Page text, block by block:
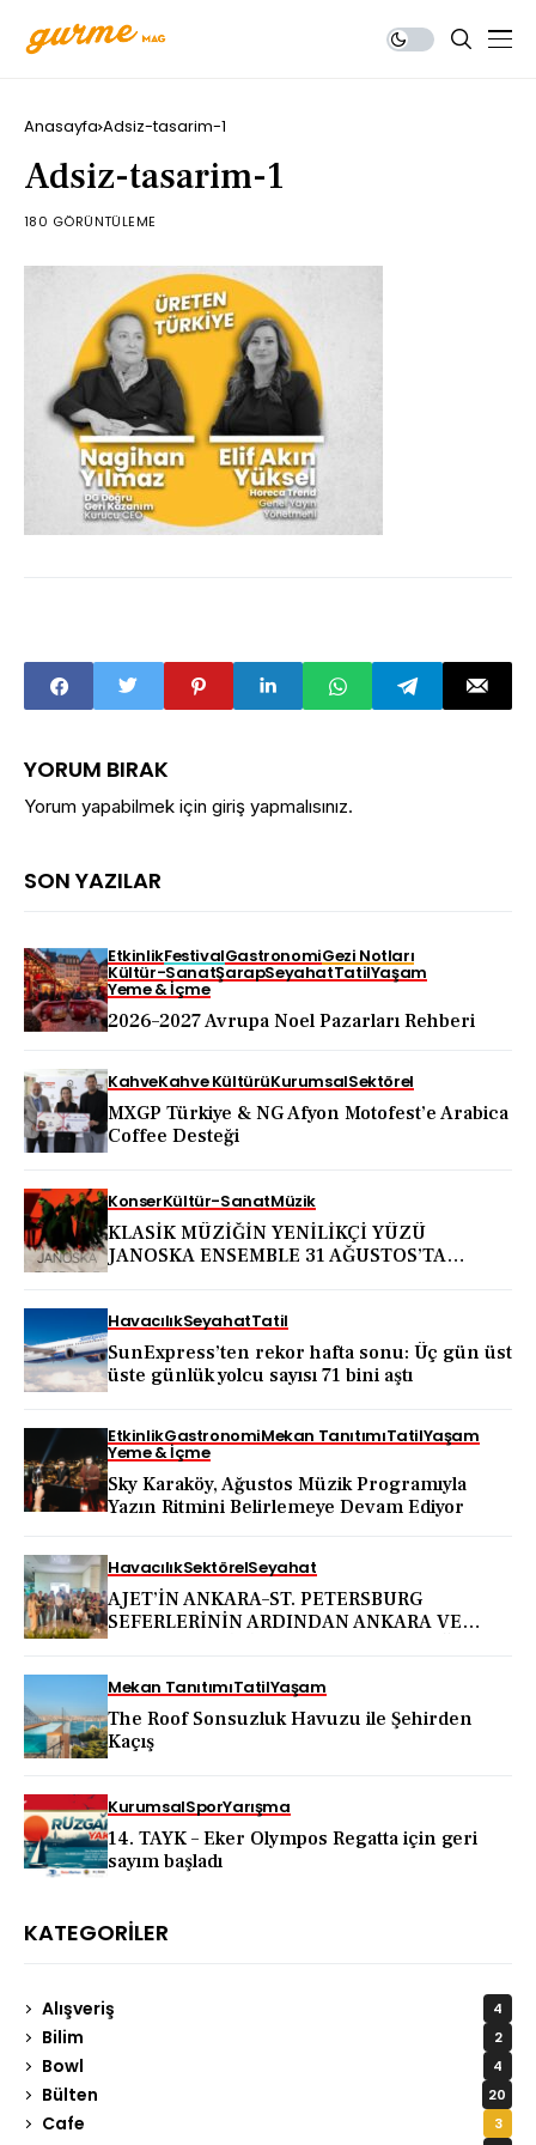
Anasayfa Adsiz-tasarim-1
Adsiz-tasarim-1
180 GÖRÜNTÜLEME
YORUM BIRAK
Yorum yapabilmek için giriş yapmalısınız.
SON YAZILAR
EtkinlikFestivalGastronomiGezi Notları
Kültür-SanatŞarapSeyahatTatilYaşam
Yeme & İçme
2026–2027 Avrupa Noel Pazarları Rehberi
KahveKahve KültürüKurumsalSektörel
MXGP Türkiye & NG Afyon Motofest’e Arabica
Coffee Desteği
KonserKültür-SanatMüzik
KLASİK MÜZİĞİN YENİLİKÇİ YÜZÜ
JANOSKA ENSEMBLE 31 AĞUSTOS’TA
HavacılıkSeyahatTatil
SunExpress’ten rekor hafta sonu: Üç gün üst
üste günlük yolcu sayısı 71 bini aştı
EtkinlikGastronomiMekan TanıtımıTatilYaşam
Yeme & İçme
Sky Karaköy, Ağustos Müzik Programıyla
Yazın Ritmini Belirlemeye Devam Ediyor
HavacılıkSektörelSeyahat
AJET’İN ANKARA–ST. PETERSBURG
SEFERLERİNİN ARDINDAN ANKARA VE
Mekan TanıtımıTatilYaşam
The Roof Sonsuzluk Havuzu ile Şehirden
Kaçış
KurumsalSporYarışma
14. TAYK – Eker Olympos Regatta için geri
sayım başladı
KATEGORILER
Alışveriş 4
Bilim 2
Bowl 4
Bülten 20
Cafe 3